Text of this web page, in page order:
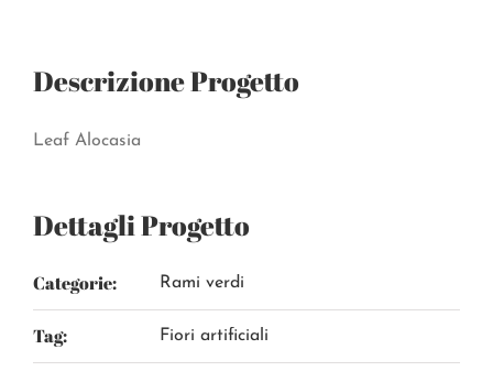
Descrizione Progetto
Leaf Alocasia
Dettagli Progetto
Categorie: Rami verdi
Tag: Fiori artificiali